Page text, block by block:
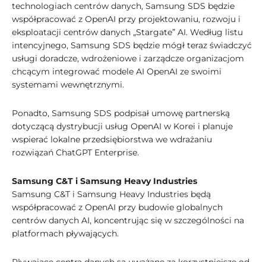
technologiach centrów danych, Samsung SDS będzie
współpracować z OpenAI przy projektowaniu, rozwoju i
eksploatacji centrów danych „Stargate” AI. Według listu
intencyjnego, Samsung SDS będzie mógł teraz świadczyć
usługi doradcze, wdrożeniowe i zarządcze organizacjom
chcącym integrować modele AI OpenAI ze swoimi
systemami wewnętrznymi.
Ponadto, Samsung SDS podpisał umowę partnerską
dotyczącą dystrybucji usług OpenAI w Korei i planuje
wspierać lokalne przedsiębiorstwa we wdrażaniu
rozwiązań ChatGPT Enterprise.
Samsung C&T i Samsung Heavy Industries
Samsung C&T i Samsung Heavy Industries będą
współpracować z OpenAI przy budowie globalnych
centrów danych AI, koncentrując się w szczególności na
platformach pływających.